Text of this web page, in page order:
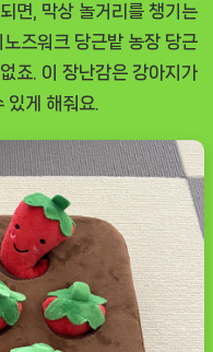
면, 막상 놀거리를 챙기는
즈워크 당근밭 농장 당근
죠. 이 장난감은 강아지가
게 해줘요.